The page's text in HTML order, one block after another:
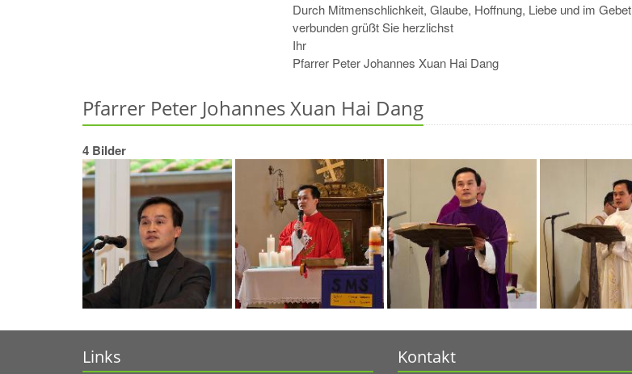
Durch Mitmenschlichkeit, Glaube, Hoffnung, Liebe und im Gebet
verbunden grüßt Sie herzlichst
Ihr
Pfarrer Peter Johannes Xuan Hai Dang
Pfarrer Peter Johannes Xuan Hai Dang
4 Bilder
Links
Kontakt